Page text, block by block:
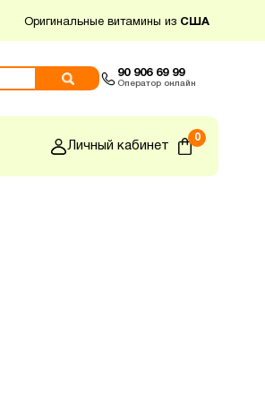
Оригинальные витамины из США
90 906 69 99
Оператор онлайн
Личный кабинет
0